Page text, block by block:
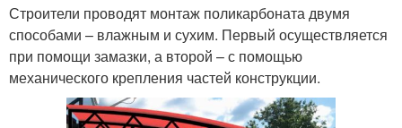
Строители проводят монтаж поликарбоната двумя
способами – влажным и сухим. Первый осуществляется
при помощи замазки, а второй – с помощью
механического крепления частей конструкции.